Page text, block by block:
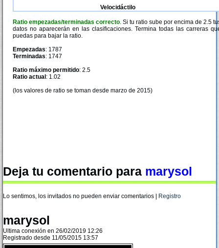
Velocidáctilo
Ratio empezadas/terminadas correcto. Si tu ratio sube por encima de 2.5
datos no aparecerán en las clasificaciones. Termina todas las carreras
puedas para bajar la ratio.
Empezadas: 1787
Terminadas: 1747
Ratio máximo permitido: 2.5
Ratio actual : 1.02
(los valores de ratio se toman desde marzo de 2015)
Deja tu comentario para marysol
Lo sentimos, los invitados no pueden enviar comentarios | Registro
marysol
Ultima conexión en 26/02/2019 12:26
Registrado desde 11/05/2015 13:57